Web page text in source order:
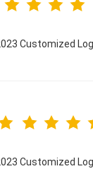
Customized
Customized